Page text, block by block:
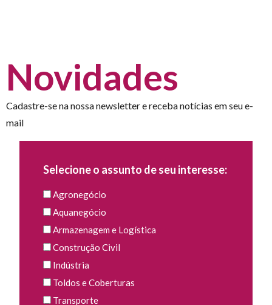
Novidades
Cadastre-se na nossa newsletter e receba notícias em seu e-
mail
Selecione o assunto de seu interesse:
Agronegócio
Aquanegócio
Armazenagem e Logística
Construção Civil
Indústria
Toldos e Coberturas
Transporte